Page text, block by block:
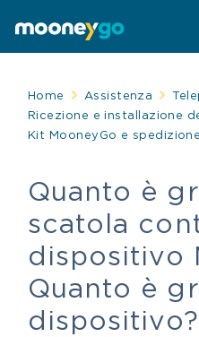
Sosta
Mobilità
Treni
Home Assistenza
Ricezione e installazione
Kit MooneyGo e spedizione
Quanto è
scatola
dispositivo
Quanto è
dispositivo?